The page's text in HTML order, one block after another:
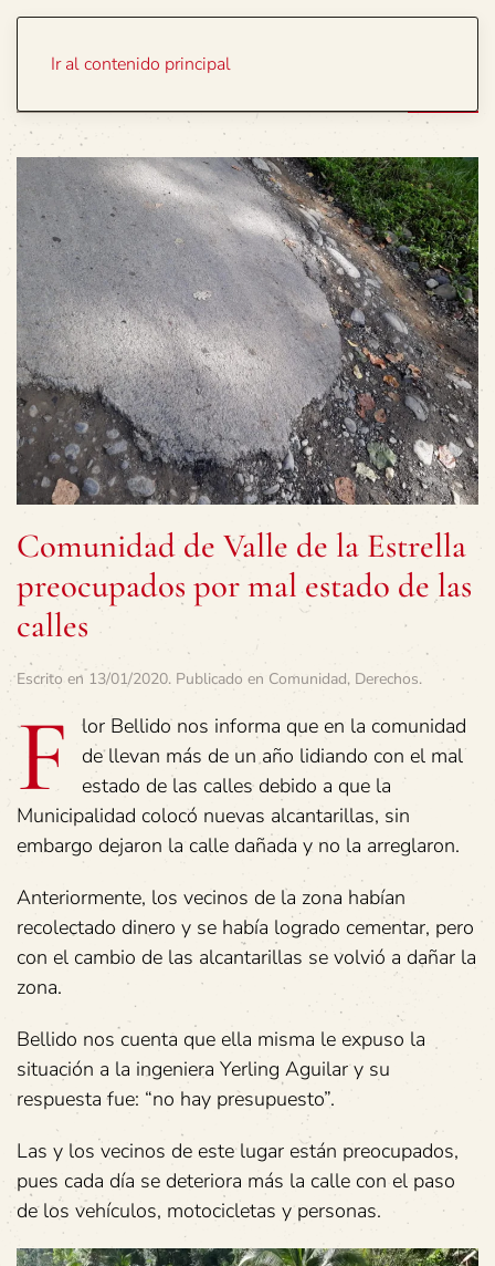
Ir al contenido principal
Comunidad de Valle de la Estrella
preocupados por mal estado de las
calles
Escrito en 13/01/2020. Publicado en Comunidad, Derechos.
F
lor Bellido nos informa que en la comunidad
de llevan más de un año lidiando con el mal
estado de las calles debido a que la
Municipalidad colocó nuevas alcantarillas, sin
embargo dejaron la calle dañada y no la arreglaron.
Anteriormente, los vecinos de la zona habían
recolectado dinero y se había logrado cementar, pero
con el cambio de las alcantarillas se volvió a dañar la
zona.
Bellido nos cuenta que ella misma le expuso la
situación a la ingeniera Yerling Aguilar y su
respuesta fue: “no hay presupuesto”.
Las y los vecinos de este lugar están preocupados,
pues cada día se deteriora más la calle con el paso
de los vehículos, motocicletas y personas.